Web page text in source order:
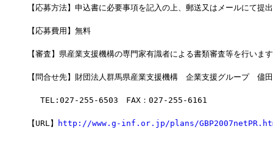
【応募方法】申込書に必要事項を記入の上、郵送又はメールにて提
【応募費用】無料
【審査】県産業支援機構の専門家有識者による書類審査等を行
【問合せ先】財団法人群馬県産業支援機構　企業支援グループ　儘田
TEL:027-255-6503　FAX：027-255-6161
【URL】 http://www.g-inf.or.jp/plans/